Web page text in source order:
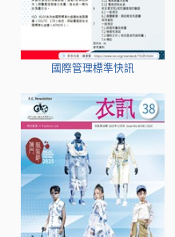
國際管理標準快訊